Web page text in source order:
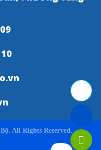
All Rights Reserved.